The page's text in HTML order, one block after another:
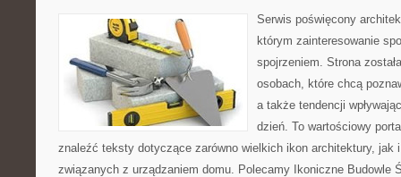
Serwis poświęcony
którym zainteresowanie
spojrzeniem. Strona
osobach, które chcą
a także tendencji
dzień. To wartościowy
znaleźć teksty dotyczące zarówno wielkich ikon architektury, jak
związanych z urządzaniem domu. Polecamy Ikoniczne Budowle